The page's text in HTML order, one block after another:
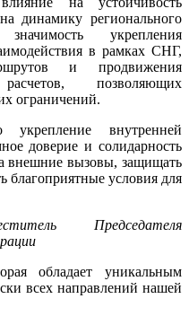
динамику регионального
значимость укрепления
в рамках СНГ,
и продвижения
позволяющих
ограничений.
внутренней
доверие и солидарность
внешние вызовы, защищать
благоприятные условия для
Председателя
обладает уникальным
всех направлений нашей